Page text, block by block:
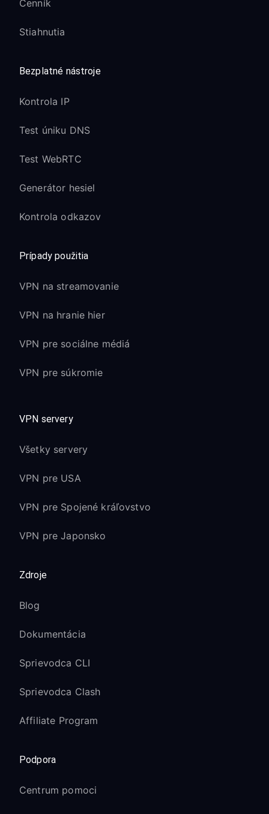
Cenník
Stiahnutia
Bezplatné nástroje
Kontrola IP
Test úniku DNS
Test WebRTC
Generátor hesiel
Kontrola odkazov
Prípady použitia
VPN na streamovanie
VPN na hranie hier
VPN pre sociálne médiá
VPN pre súkromie
VPN servery
Všetky servery
VPN pre USA
VPN pre Spojené kráľovstvo
VPN pre Japonsko
Zdroje
Blog
Dokumentácia
Sprievodca CLI
Sprievodca Clash
Affiliate Program
Podpora
Centrum pomoci